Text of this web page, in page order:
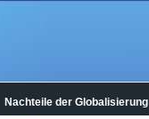
Nachteile der Globalisierung